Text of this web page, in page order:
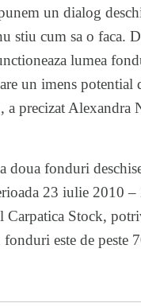
un dialog
stiu cum sa o faca.
lumea
un imens potential
precizat Alexandra
doua fonduri
23 iulie 2010
Carpatica Stock,
este de peste